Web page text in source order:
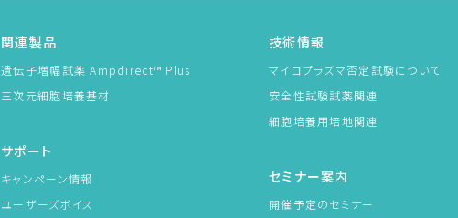
関連製品
遺伝子増幅試薬 Ampdirect™ Plus
三次元細胞培養基材
サポート
キャンペーン情報
ユーザーズボイス
技術情報
マイコプラズマ否定試験について
安全性試験試薬関連
細胞培養用培地関連
セミナー案内
開催予定のセミナー